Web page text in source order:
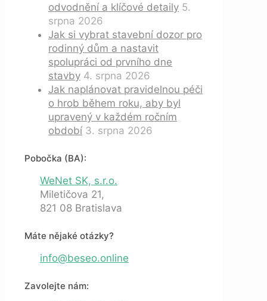
odvodnění a klíčové detaily 5.
srpna 2026
Jak si vybrat stavební dozor pro
rodinný dům a nastavit
spolupráci od prvního dne
stavby 4. srpna 2026
Jak naplánovat pravidelnou péči
o hrob během roku, aby byl
upravený v každém ročním
období 3. srpna 2026
Pobočka (BA):
WeNet SK, s.r.o.
Miletičova 21,
821 08 Bratislava
Máte nějaké otázky?
info@beseo.online
Zavolejte nám: